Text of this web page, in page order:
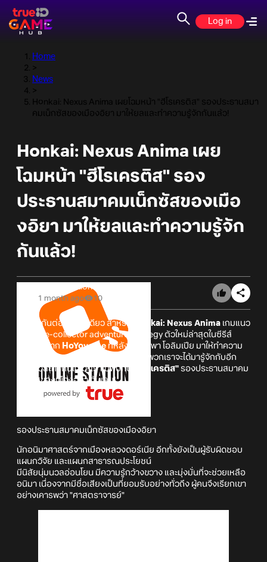
Log in
Home
>
News
>
Honkai: Nexus Anima เผยโฉมหน้า "ฮีโรเครติส" รองประธานสมา
คมเน็กซัสของเมืองอิยา มาให้ยลและทำความรู้จักกันแล้ว!
Honkai: Nexus Anima เผย
โฉมหน้า "ฮีโรเครติส" รอง
ประธานสมาคมเน็กซัสของเมือ
งอิยา มาให้ยลและทำความรู้จัก
กันแล้ว!
Online Station
1 month ago
10
อัปเดตกันต่อรัว ๆ ทีเดียว สำหรับ Honkai: Nexus Anima เกมแนว
creature-collector adventure strategy ตัวใหม่ล่าสุดในซีรีส์
Honkai จาก HoYoverse ที่หลังจากได้พา โอลิมเปีย มาให้ทำความ
รู้จักกันไปก่อนหน้านี้ ตอนนี้ก็ถึงเวลาที่พวกเราจะได้มารู้จักกับอีก
หนึ่งตัวละครกันแล้ว! เราไปพบกับ
"ฮีโรเครติส" รองประธานสมาคม
เน็กซัสของเมืองอิยา กันเลย!
รองประธานสมาคมเน็กซัสของเมืองอิยา
นักอนิมาศาสตร์จากเมืองหลวงดอร์เนีย อีกทั้งยังเป็นผู้รับผิดชอบ
แผนกวิจัย และแผนกสาธารณประโยชน์
มีนิสัยนุ่มนวลอ่อนโยน มีความรู้กว้างขวาง และมุ่งมั่นที่จะช่วยเหลือ
อนิมา เนื่องจากมีชื่อเสียงเป็นที่ยอมรับอย่างทั่วถึง ผู้คนจึงเรียกเขา
อย่างเคารพว่า "ศาสตราจารย์"